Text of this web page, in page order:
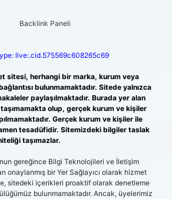
live:.cid.575569c608265c69
sitesi, herhangi bir marka, kurum veya
bulunmamaktadır. Sitede yalnızca
paylaşılmaktadır. Burada yer alan
olup, gerçek kurum ve kişiler
Gerçek kurum ve kişiler ile
tesadüfidir. Sitemizdeki bilgiler taslak
taşımazlar.
gereğince Bilgi Teknolojileri ve İletişim
onaylanmış bir Yer Sağlayıcı olarak hizmet
sitedeki içerikleri proaktif olarak denetleme
bulunmamaktadır. Ancak, üyelerimiz